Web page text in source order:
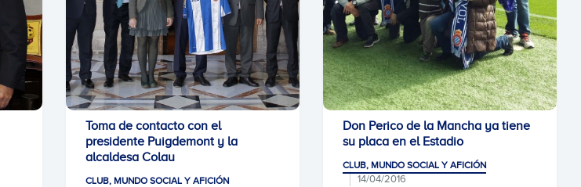
Toma de contacto con el
presidente Puigdemont y la
alcaldesa Colau
CLUB, MUNDO SOCIAL Y AFICIÓN
Don Perico de la Mancha ya tiene
su placa en el Estadio
CLUB, MUNDO SOCIAL Y AFICIÓN
14/04/2016